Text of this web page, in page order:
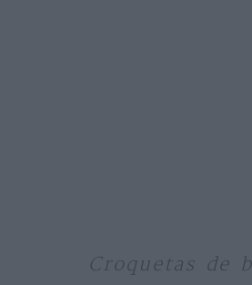
Croquetas de